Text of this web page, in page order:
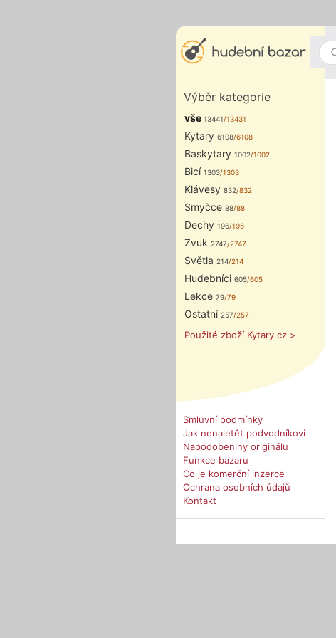
Výběr kategorie
vše 13441/13431
Kytary 6108/6108
Baskytary 1002/1002
Bicí 1303/1303
Klávesy 832/832
Smyčce 88/88
Dechy 196/196
Zvuk 2747/2747
Světla 214/214
Hudebníci 605/605
Lekce 79/79
Ostatní 257/257
Použité zboží Kytary.cz >
Smluvní podmínky
Jak nenaletět podvodníkovi
Napodobeniny originálu
Funkce bazaru
Co je komerční inzerce
Ochrana osobních údajů
Kontakt